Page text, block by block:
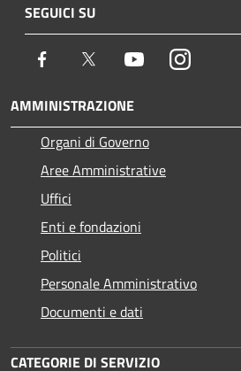
SEGUICI SU
Facebook Twitter YoutubeInstagram
AMMINISTRAZIONE
Organi di Governo
Aree Amministrative
Uffici
Enti e fondazioni
Politici
Personale Amministrativo
Documenti e dati
CATEGORIE DI SERVIZIO